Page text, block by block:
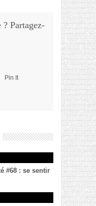
Partagez-
Pin It
#68 : se sentir